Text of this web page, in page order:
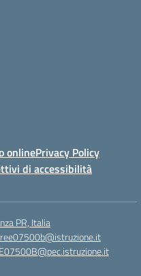
onlinePrivacy Policy
di accessibilità
PR, Italia